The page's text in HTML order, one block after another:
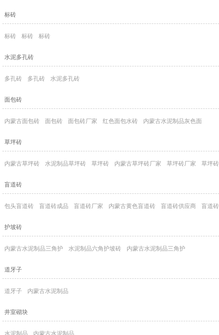
标砖
标砖 标砖 标砖
水泥多孔砖
多孔砖 多孔砖 水泥多孔砖
面包砖
内蒙古面包砖 面包砖 面包砖厂家 红色面包水砖 内蒙古水泥制品灰色面
草坪砖
内蒙古草坪砖 水泥制品草坪砖 草坪砖 内蒙古草坪砖厂家 草坪砖厂家 草坪
盲道砖
包头盲道砖 盲道砖成品 盲道砖厂家 内蒙古黄色盲道砖 盲道砖供应商 盲道
护坡砖
内蒙古水泥制品三角护 水泥制品六角护坡砖 内蒙古水泥制品三角护
道牙子
道牙子 内蒙古水泥制品
井室砌块
水泥制品 内蒙古水泥制品